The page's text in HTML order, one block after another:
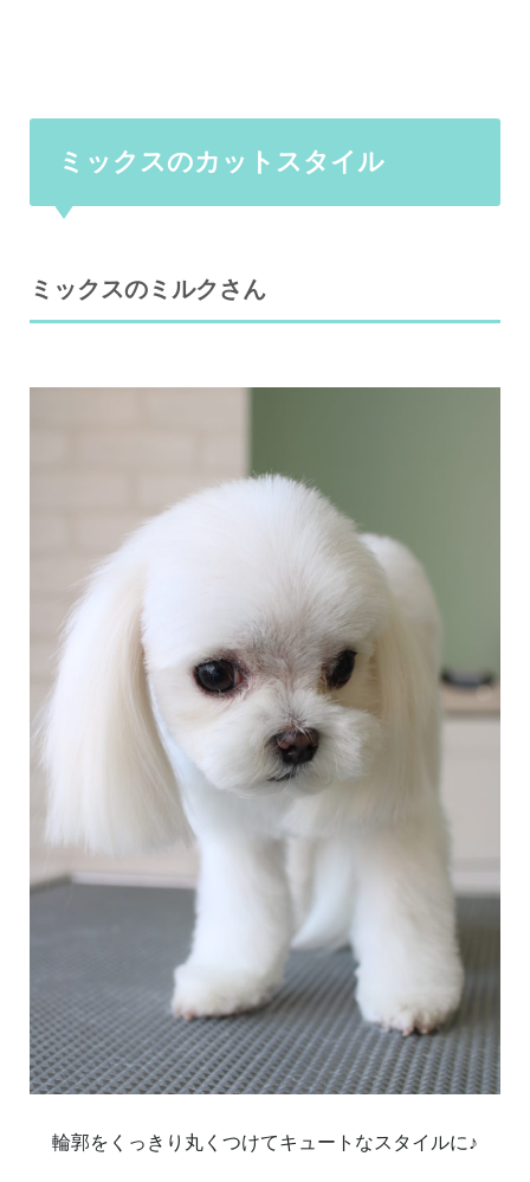
ミックスのカットスタイル
ミックスのミルクさん
輪郭をくっきり丸くつけてキュートなスタイルに♪